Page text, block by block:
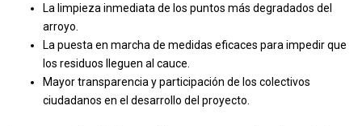
La limpieza inmediata de los puntos más degradados del
arroyo.
La puesta en marcha de medidas eficaces para impedir que
los residuos lleguen al cauce.
Mayor transparencia y participación de los colectivos
ciudadanos en el desarrollo del proyecto.